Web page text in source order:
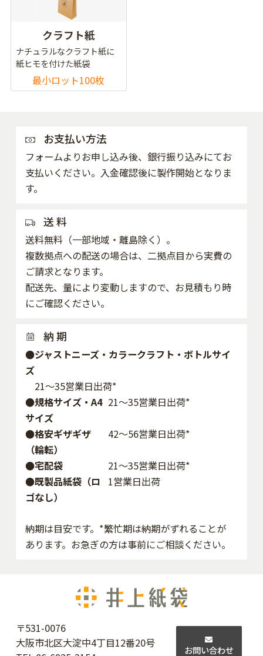
クラフト紙
ナチュラルなクラフト紙に
紙ヒモを付けた紙袋
最小ロット100枚
お支払い方法
フォームよりお申し込み後、銀行振り込みにてお
支払いください。入金確認後に製作開始となりま
す。
送 料
送料無料（一部地域・離島除く）。
複数拠点への配送の場合は、二拠点目から実費の
ご請求となります。
配送先、量により変動しますので、お見積もり時
にご確認ください。
納 期
●ジャストニーズ・カラークラフト・ボトルサイ
ズ
21～35営業日出荷*
●規格サイズ・A4
サイズ
21～35営業日出荷*
●格安ギザギザ
（輪転）
42〜56営業日出荷*
●宅配袋
21～35営業日出荷*
●既製品紙袋（ロ
ゴなし）
1営業日出荷
納期は目安です。*繁忙期は納期がずれることが
あります。お急ぎの方は事前にご相談ください。
〒531-0076
大阪市北区大淀中4丁目12番20号
お問い合わせ